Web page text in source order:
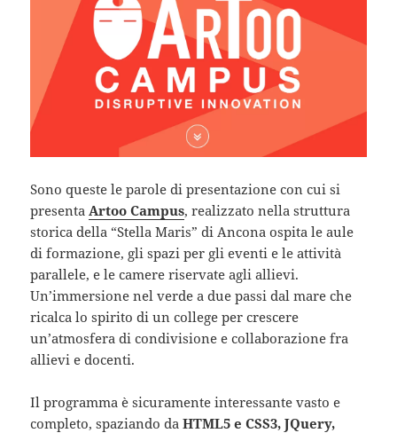
Sono queste le parole di presentazione con cui si
presenta Artoo Campus, realizzato nella struttura
storica della “Stella Maris” di Ancona ospita le aule
di formazione, gli spazi per gli eventi e le attività
parallele, e le camere riservate agli allievi.
Un’immersione nel verde a due passi dal mare che
ricalca lo spirito di un college per crescere
un’atmosfera di condivisione e collaborazione fra
allievi e docenti.
Il programma è sicuramente interessante vasto e
completo, spaziando daHTML5 e CSS3, JQuery,